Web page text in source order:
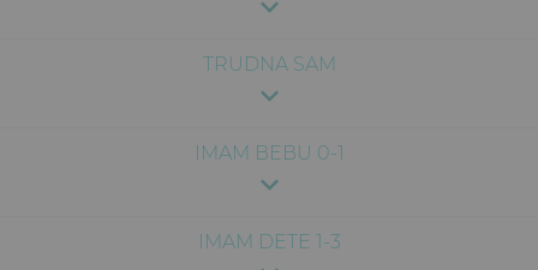
TRUDNA SAM
IMAM BEBU 0-1
IMAM DETE 1-3